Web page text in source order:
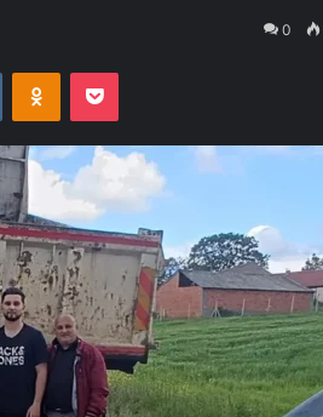
0
VKontakteOdnoklassniki
Pocket